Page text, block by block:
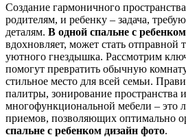
Создание гармоничного
родителям, и ребенку – задача,
деталям. В одной спальне с
вдохновляет, может стать отправной
уютного гнездышка. Рассмотрим
помогут превратить обычную
стильное место для всей семьи.
палитры, зонирование пространства
многофункциональной мебели – это
приемов, позволяющих оптимально
спальне с ребенком дизайн фото.